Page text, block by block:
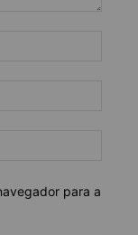
para a